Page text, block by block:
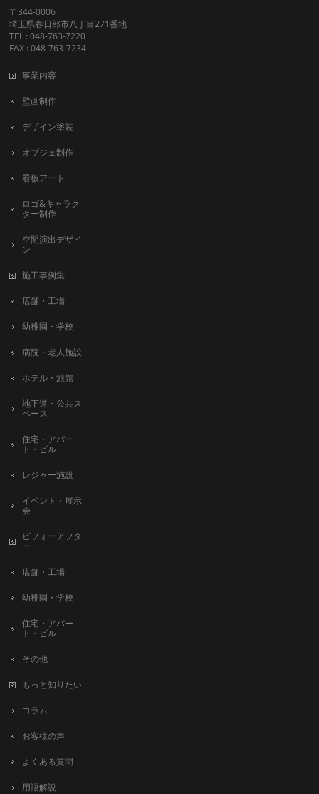
〒344-0006
埼玉県春日部市八丁目271番地
TEL : 048-763-7220
FAX : 048-763-7234
事業内容
壁画制作
デザイン塗装
オブジェ制作
看板アート
ロゴ&キャラク
ター制作
空間演出デザイ
ン
施工事例集
店舗・工場
幼稚園・学校
病院・老人施設
ホテル・旅館
地下道・公共ス
ペース
住宅・アパー
ト・ビル
レジャー施設
イベント・展示
会
ビフォーアフタ
ー
店舗・工場
幼稚園・学校
住宅・アパー
ト・ビル
その他
もっと知りたい
コラム
お客様の声
よくある質問
用語解説